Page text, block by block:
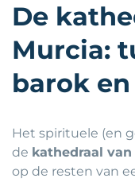
De
Murcia:
barok
Het spirituele (en
de kathedraal
op de resten van